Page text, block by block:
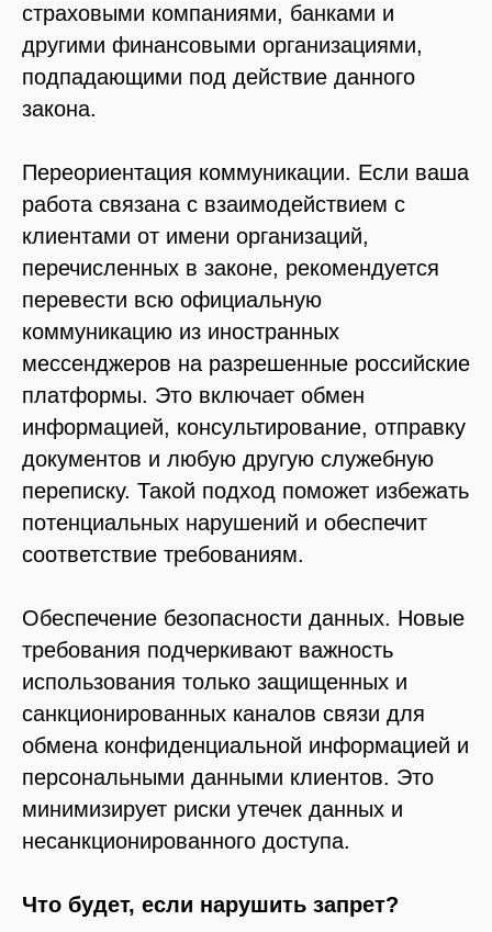
страховыми компаниями, банками и
другими финансовыми организациями,
подпадающими под действие данного
закона.
Переориентация коммуникации. Если ваша
работа связана с взаимодействием с
клиентами от имени организаций,
перечисленных в законе, рекомендуется
перевести всю официальную
коммуникацию из иностранных
мессенджеров на разрешенные российские
платформы. Это включает обмен
информацией, консультирование, отправку
документов и любую другую служебную
переписку. Такой подход поможет избежать
потенциальных нарушений и обеспечит
соответствие требованиям.
Обеспечение безопасности данных. Новые
требования подчеркивают важность
использования только защищенных и
санкционированных каналов связи для
обмена конфиденциальной информацией и
персональными данными клиентов. Это
минимизирует риски утечек данных и
несанкционированного доступа.
Что будет, если нарушить запрет?